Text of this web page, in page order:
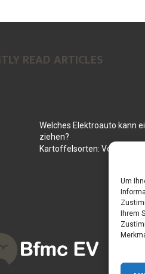
Um
Ihrem
READ ARTICLES
Welches Elektroauto kann
ziehen?
Kartoffelsorten: Von mehlig